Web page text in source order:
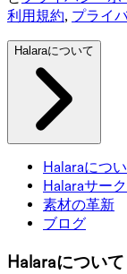
利用規約, プライ
Halaraについて
Halaraにつ
Halaraサー
素材の革新
ブログ
Halaraについて